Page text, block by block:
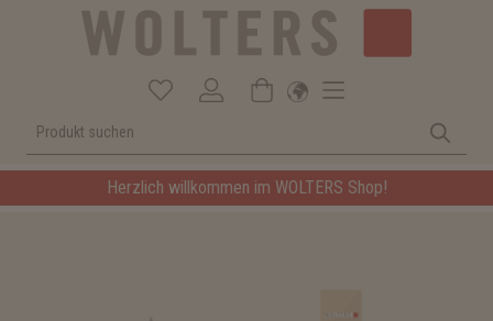
Herzlich willkommen im WOLTERS Shop!